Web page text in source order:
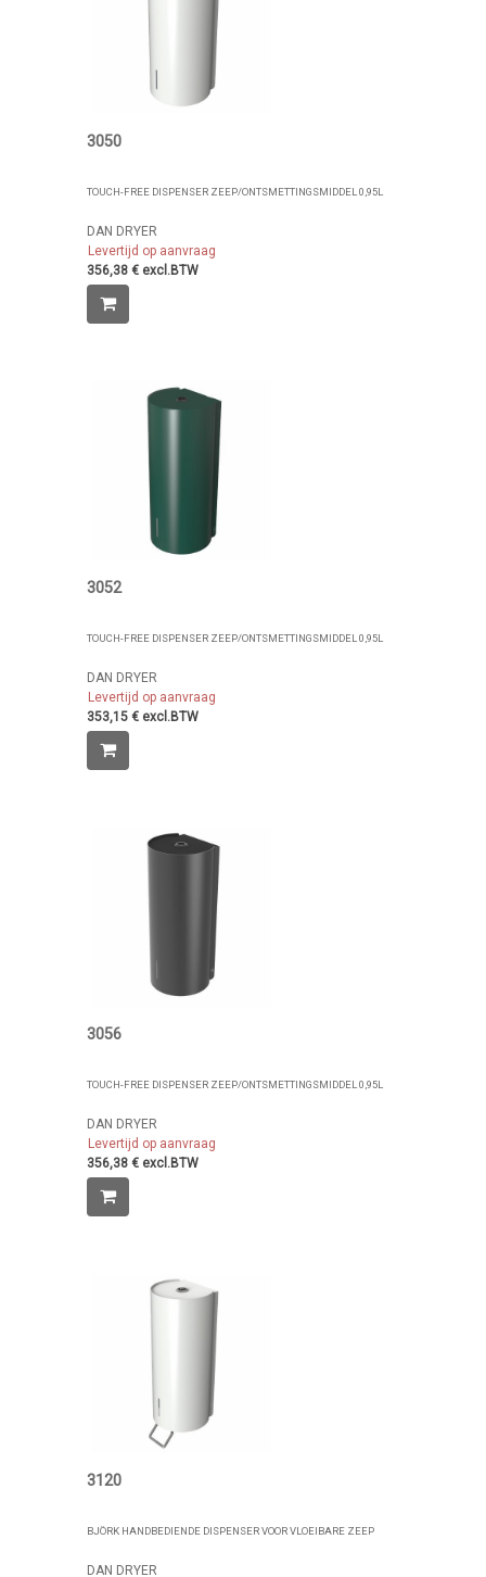
3050
TOUCH-FREE DISPENSER ZEEP/ONTSMETTINGSMIDDEL 0,95L
DAN DRYER
Levertijd op aanvraag
356,38 € excl.BTW
3052
TOUCH-FREE DISPENSER ZEEP/ONTSMETTINGSMIDDEL 0,95L
DAN DRYER
Levertijd op aanvraag
353,15 € excl.BTW
3056
TOUCH-FREE DISPENSER ZEEP/ONTSMETTINGSMIDDEL 0,95L
DAN DRYER
Levertijd op aanvraag
356,38 € excl.BTW
3120
BJÖRK HANDBEDIENDE DISPENSER VOOR VLOEIBARE ZEEP
DAN DRYER